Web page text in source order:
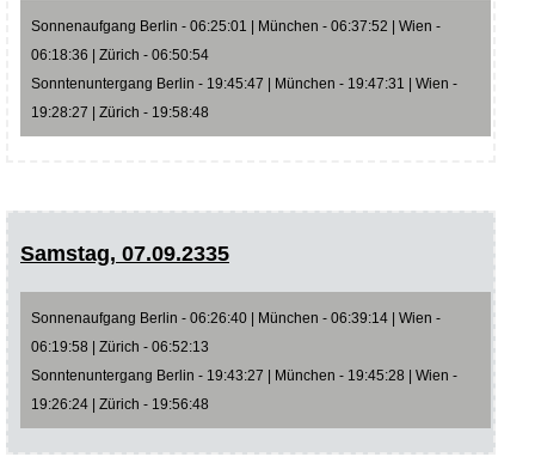
Sonnenaufgang Berlin - 06:25:01 | München - 06:37:52 | Wien -
06:18:36 | Zürich - 06:50:54
Sonntenuntergang Berlin - 19:45:47 | München - 19:47:31 | Wien -
19:28:27 | Zürich - 19:58:48
Samstag, 07.09.2335
Sonnenaufgang Berlin - 06:26:40 | München - 06:39:14 | Wien -
06:19:58 | Zürich - 06:52:13
Sonntenuntergang Berlin - 19:43:27 | München - 19:45:28 | Wien -
19:26:24 | Zürich - 19:56:48